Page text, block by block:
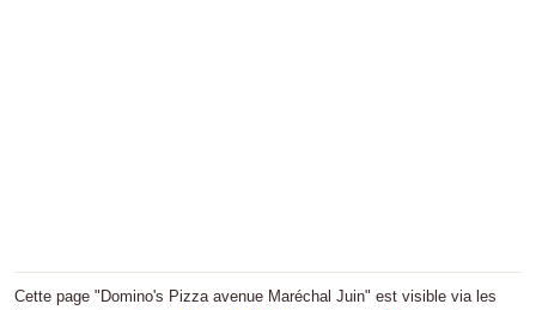
Cette page "Domino's Pizza avenue Maréchal Juin" est visible via les